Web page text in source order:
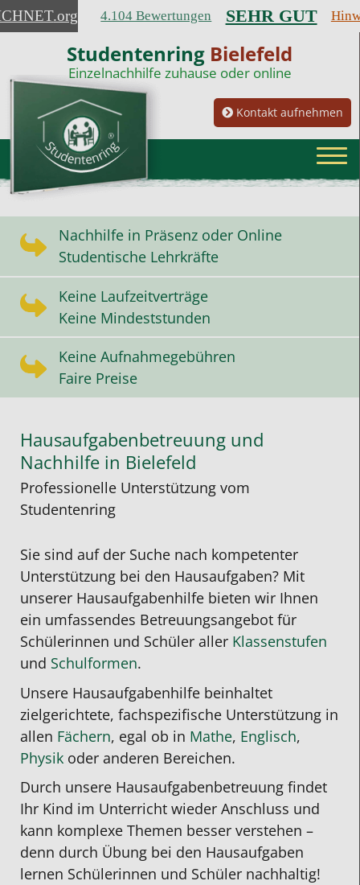
.org 4.104 Bewertungen SEHR GUT
Studentenring Bielefeld
Einzelnachhilfe zuhause oder online
Kontakt aufnehmen
Nachhilfe in Präsenz oder Online
Studentische Lehrkräfte
Keine Laufzeitverträge
Keine Mindeststunden
Keine Aufnahmegebühren
Faire Preise
Hausaufgabenbetreuung und
Nachhilfe in Bielefeld
Professionelle Unterstützung vom
Studentenring
Sie sind auf der Suche nach kompetenter
Unterstützung bei den Hausaufgaben? Mit
unserer Hausaufgabenhilfe bieten wir Ihnen
ein umfassendes Betreuungsangebot für
Schülerinnen und Schüler aller Klassenstufen
und Schulformen.
Unsere Hausaufgabenhilfe beinhaltet
zielgerichtete, fachspezifische Unterstützung in
allen Fächern, egal ob in Mathe, Englisch,
Physik oder anderen Bereichen.
Durch unsere Hausaufgabenbetreuung findet
Ihr Kind im Unterricht wieder Anschluss und
kann komplexe Themen besser verstehen –
denn durch Übung bei den Hausaufgaben
lernen Schülerinnen und Schüler nachhaltig!